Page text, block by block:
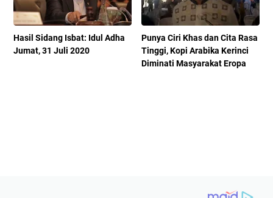
Hasil Sidang Isbat: Idul Adha
Jumat, 31 Juli 2020
Punya Ciri Khas dan Cita Rasa
Tinggi, Kopi Arabika Kerinci
Diminati Masyarakat Eropa